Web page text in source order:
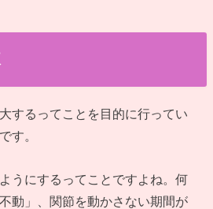
するってことを目的に行ってい
す。
うにするってことですよね。何
動」、関節を動かさない期間が